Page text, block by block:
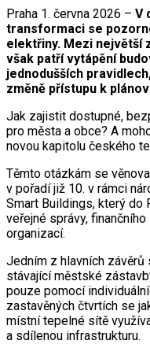
Praha 1. června 2026 – V
transformaci se
elektřiny. Mezi největší
však patří vytápění
jednodušších
změně přístupu k
Jak zajistit dostupné,
pro města a obce? A
novou kapitolu českého
Těmto otázkám se
v pořadí již 10. v rámci
Smart Buildings, který do
veřejné správy,
organizací.
Jedním z hlavních
stávající městské
pouze pomocí
zastavěných čtvrtích se
místní tepelné sítě
a sdílenou infrastrukturu.